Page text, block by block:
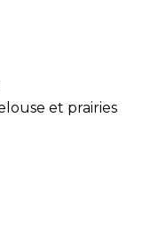
et prairies